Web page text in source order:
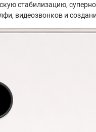
стабилизацию,
видеозвонков и